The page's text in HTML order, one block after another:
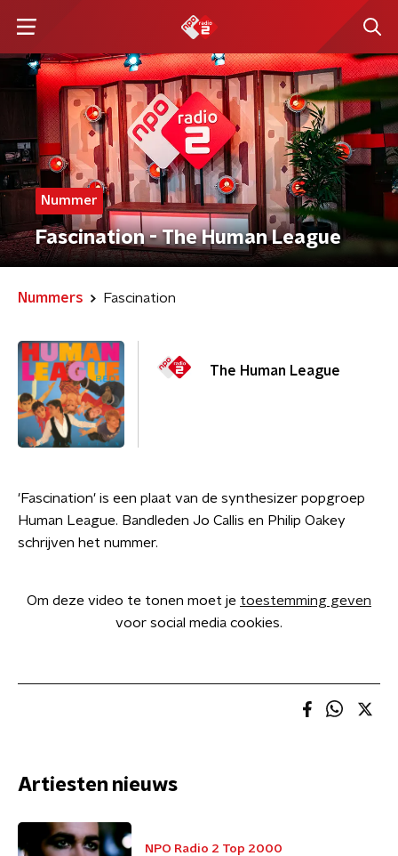
Nummer
Fascination - The Human League
Nummers Fascination
The Human League
'Fascination' is een plaat van de synthesizer popgroep
Human League. Bandleden Jo Callis en Philip Oakey
schrijven het nummer.
Om deze video te tonen moet je toestemming geven
voor social media cookies.
Artiesten nieuws
NPO Radio 2 Top 2000